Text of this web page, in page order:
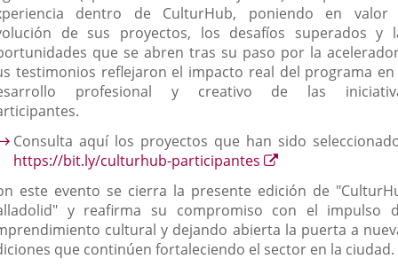
dentro de CulturHub, poniendo en valor
de sus proyectos, los desafíos superados y
que se abren tras su paso por la
testimonios reflejaron el impacto real del programa
profesional y creativo de las
Consulta aquí los proyectos que han sido
https://bit.ly/culturhub-participantes
Enlace
una
aplicación
externa.
este evento se cierra la presente edición de
y reafirma su compromiso con el impulso
cultural y dejando abierta la puerta a
que continúen fortaleciendo el sector en la ciudad.